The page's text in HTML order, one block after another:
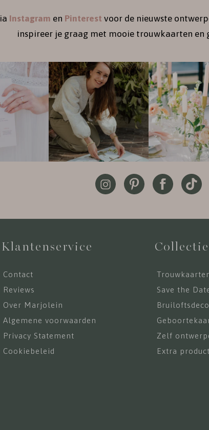
Instagram en Pinterest voor de nieuwste
inspireer je graag met mooie trouwkaarten en
Klantenservice
Contact
Reviews
Over Marjolein
Algemene voorwaarden
Privacy Statement
Cookiebeleid
Save the
Zelf
Extra